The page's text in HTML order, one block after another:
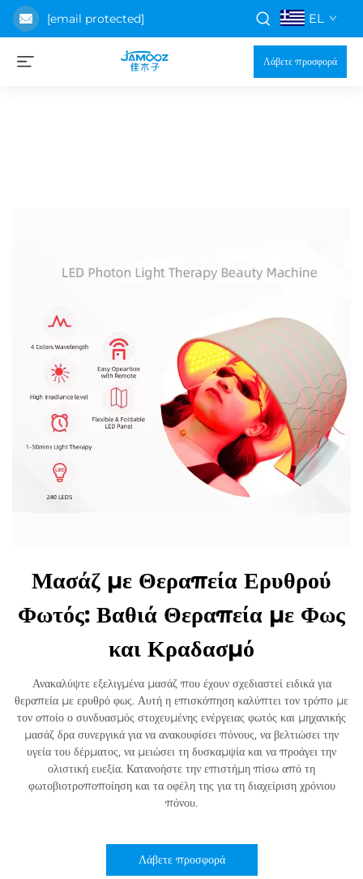
[email protected] EL
Λάβετε προσφορά
Μασάζ με Θεραπεία Ερυθρού
Φωτός: Βαθιά Θεραπεία με Φως
και Κραδασμό
Ανακαλύψτε εξελιγμένα μασάζ που έχουν σχεδιαστεί ειδικά για
θεραπεία με ερυθρό φως. Αυτή η επισκόπηση καλύπτει τον τρόπο με
τον οποίο ο συνδυασμός στοχευμένης ενέργειας φωτός και μηχανικής
μασάζ δρα συνεργικά για να ανακουφίσει πόνους, να βελτιώσει την
υγεία του δέρματος, να μειώσει τη δυσκαμψία και να προάγει την
ολιστική ευεξία. Κατανοήστε την επιστήμη πίσω από τη
φωτοβιοτροποποίηση και τα οφέλη της για τη διαχείριση χρόνιου
πόνου.
Λάβετε προσφορά